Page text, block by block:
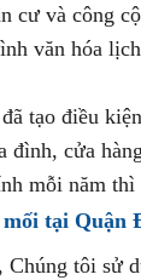
cư và công
văn hóa
tạo điều
đình, cửa
mỗi năm thì
tại Quận
tôi sử